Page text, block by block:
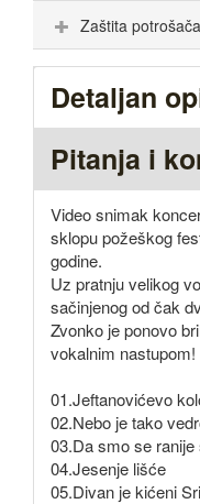
Zaštita potrošača
Detaljan
Pitanja i
Video snimak
sklopu požeškog
godine.
Uz pratnju velikog
sačinjenog od čak
Zvonko je ponovo
vokalnim nastupom!
01.Jeftanovićevo
02.Nebo je tako
03.Da smo se ranije
04.Jesenje lišće
05.Divan je kićeni